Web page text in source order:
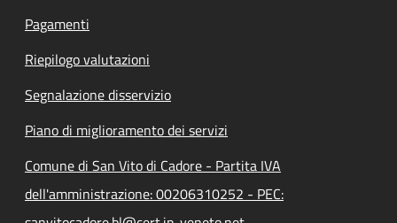
Pagamenti
Riepilogo valutazioni
Segnalazione disservizio
Piano di miglioramento dei servizi
Comune di San Vito di Cadore - Partita IVA
dell'amministrazione: 00206310252 - PEC: